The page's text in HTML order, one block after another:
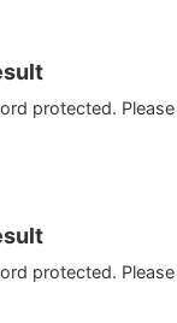
protected.
protected.